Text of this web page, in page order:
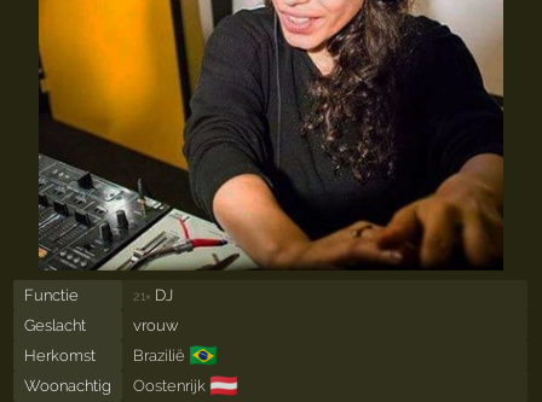
Functie 21× DJ
Geslacht
vrouw
Herkomst
Brazilië 🇧🇷
Woonachtig Oostenrijk 🇦🇹